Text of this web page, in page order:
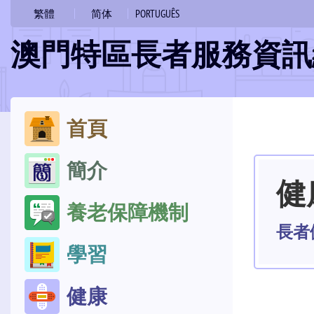
繁體 简体 PORTUGUÊS
澳門特區長者服務資
跳
至
內
容
首頁
簡介
養老保障機制
學習
健康
位
置
健
長